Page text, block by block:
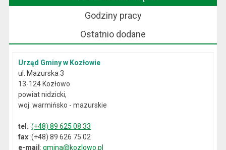
Godziny pracy
Ostatnio dodane
Urząd Gminy w Kozłowie
ul. Mazurska 3
13-124 Kozłowo
powiat nidzicki,
woj. warmińsko - mazurskie
tel .:(+48) 89 625 08 33
fax: (+48) 89 626 75 02
e-mail:gmina@kozlowo.pl